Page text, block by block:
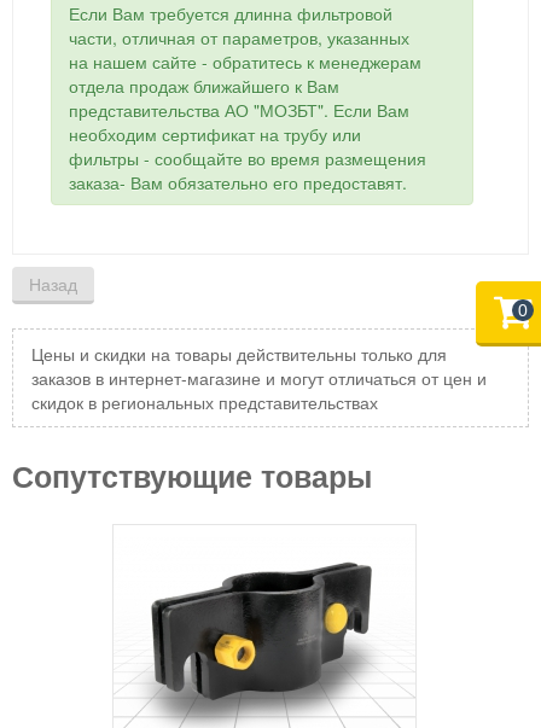
Если Вам требуется длинна фильтровой
части, отличная от параметров, указанных
на нашем сайте - обратитесь к менеджерам
отдела продаж ближайшего к Вам
представительства АО "МОЗБТ". Если Вам
необходим сертификат на трубу или
фильтры - сообщайте во время размещения
заказа- Вам обязательно его предоставят.
Цены и скидки на товары действительны только для
заказов в интернет-магазине и могут отличаться от цен и
скидок в региональных представительствах
Сопутствующие товары
0